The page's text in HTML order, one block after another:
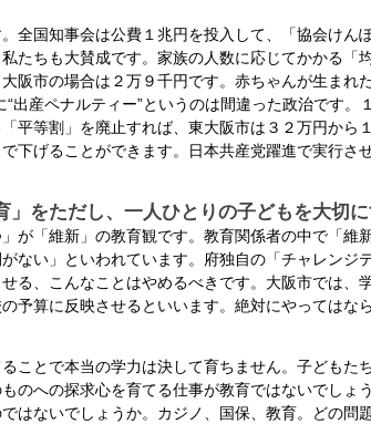
全国知事会は公費１兆円を投入して、「協会けん
たちも大賛成です。家族の人数に応じてかかる「
阪市の場合は２万９千円です。赤ちゃんが生まれ
“出産ペナルティー”というのは間違った政治です。
平等割」を廃止すれば、東大阪市は３２万円から
下げることができます。日本共産党躍進で実行さ
」をただし、一人ひとりの子どもを大切
が「維新」の教育観です。教育関係者の中で「維
ない」といわれています。府独自の「チャレンジ
る、こんなことはやめるべきです。大阪市では、
予算に反映させるといいます。絶対にやってはな
ことで本当の学力は決して育ちません。子どもた
のへの探求心を育てる仕事が教育ではないでしょ
はないでしょうか。カジノ、国保、教育。どの問